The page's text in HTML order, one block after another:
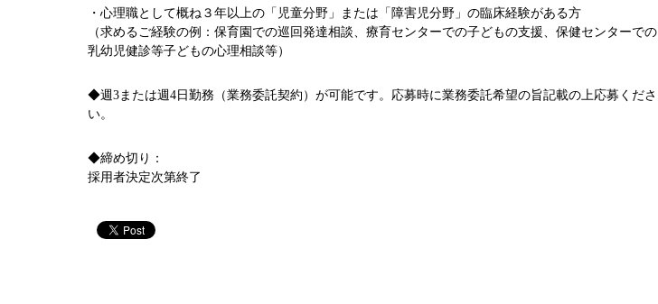
・心理職として概ね３年以上の「児童分野」または「障害児分野」の臨床経験がある方
（求めるご経験の例：保育園での巡回発達相談、療育センターでの子どもの支援、保健センターでの
乳幼児健診等子どもの心理相談等）
◆週3または週4日勤務（業務委託契約）が可能です。応募時に業務委託希望の旨記載の上応募くださ
い。
◆締め切り：
採用者決定次第終了